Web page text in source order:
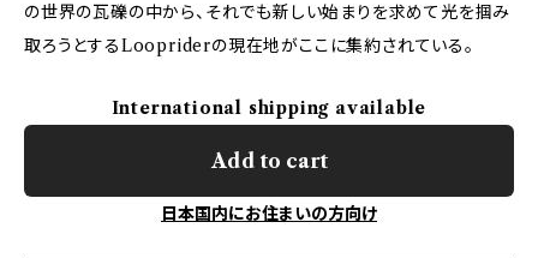
の世界の瓦礫の中から、それでも新しい始まりを求めて光を掴み
取ろうとするLoopriderの現在地がここに集約されている。
International shipping available
Add to cart
日本国内にお住まいの方向け